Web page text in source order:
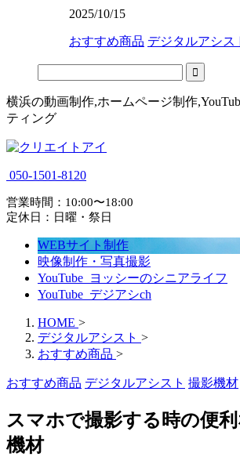
2025/10/15
おすすめ商品 デジタルアシス
横浜の動画制作,ホームページ制作
ティング
050-1501-8120
営業時間：10:00〜18:00
定休日：日曜・祭日
WEBサイト制作
映像制作・写真撮影
YouTube_ヨッシーのシニアライフ
YouTube_デジアシch
HOME >
デジタルアシスト >
おすすめ商品 >
おすすめ商品 デジタルアシスト 撮影機材
スマホで撮影する時の便
機材